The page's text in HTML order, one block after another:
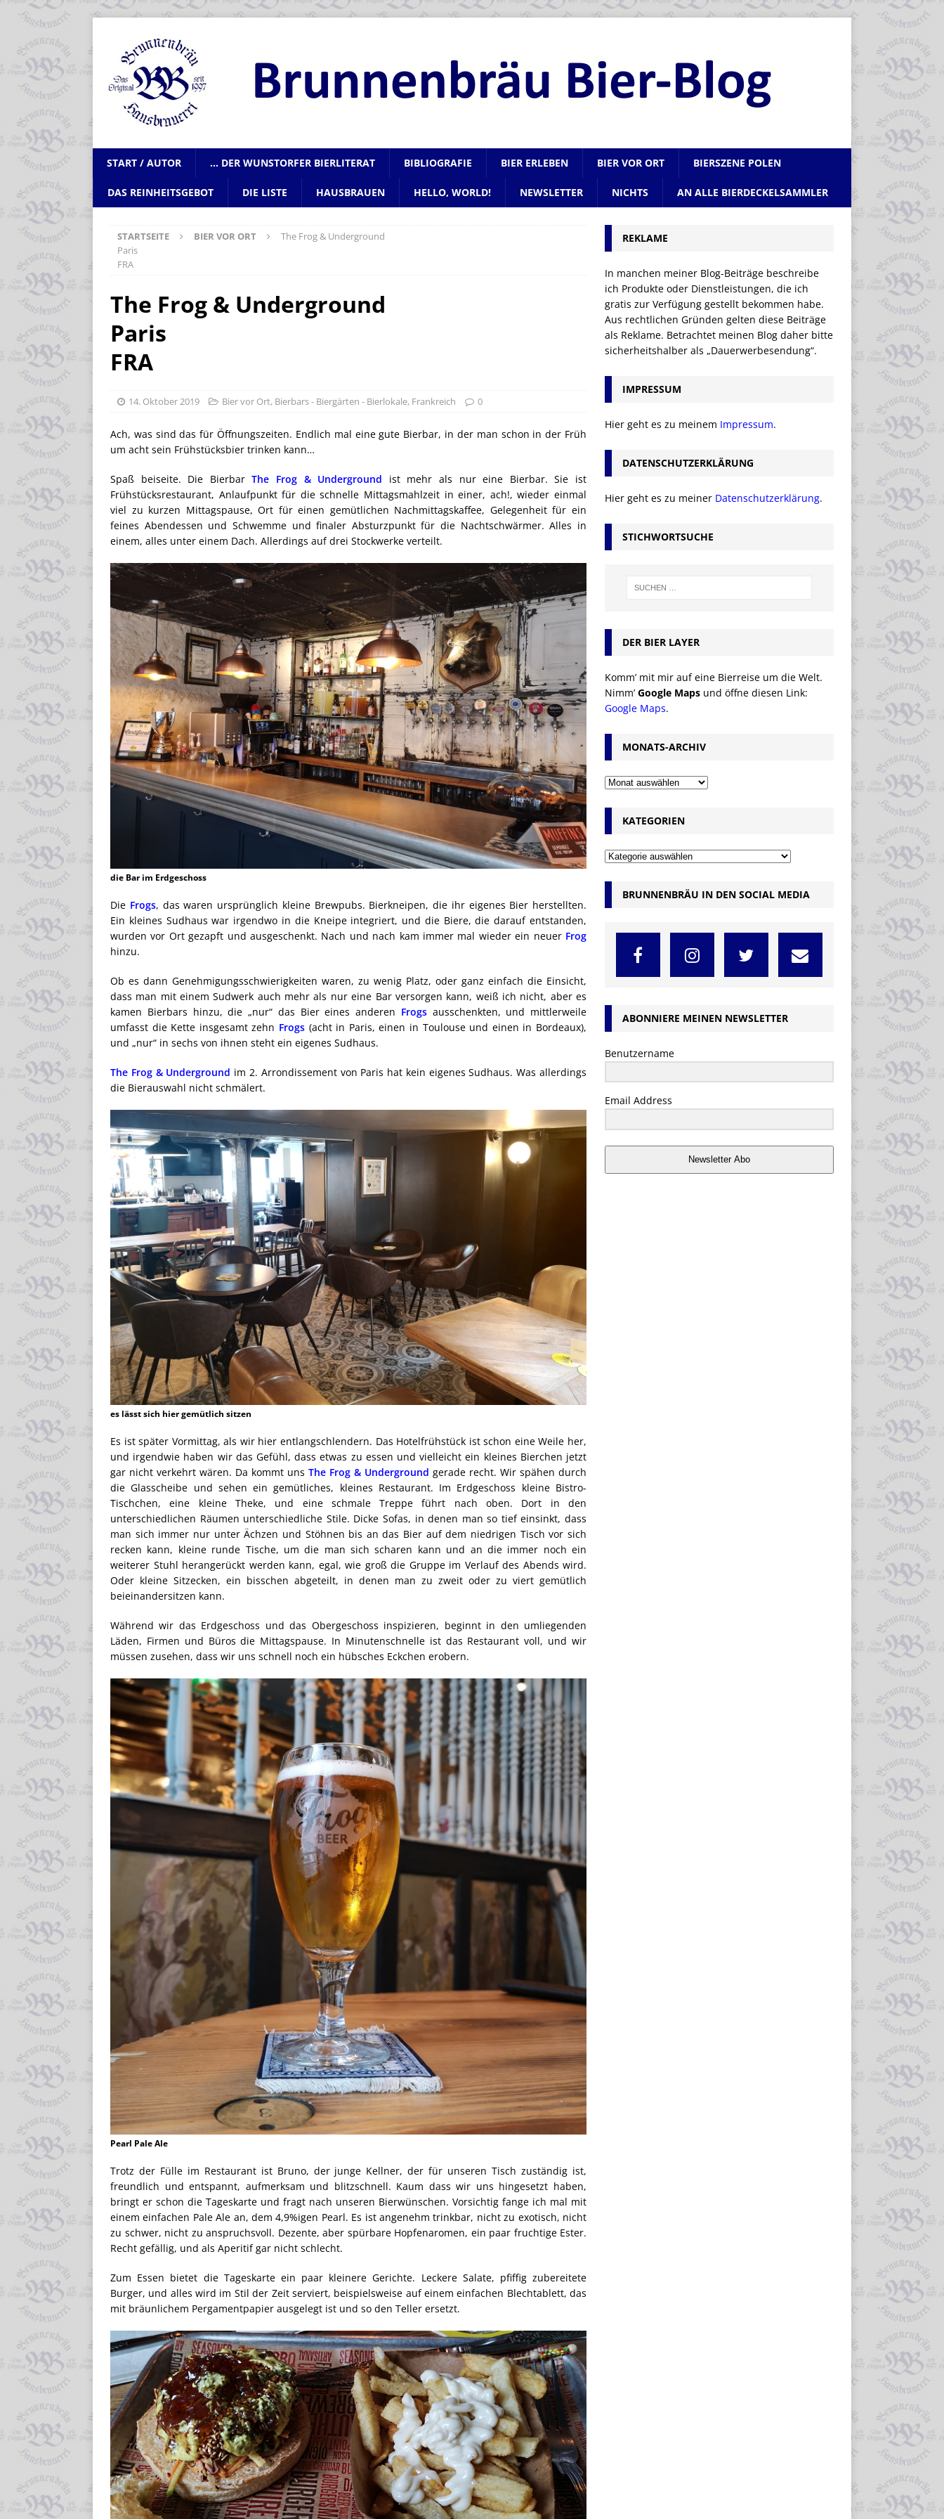
START / AUTOR … DER WUNSTORFER BIERLITERAT BIBLIOGRAFIE BIER ERLEBEN BIER VOR ORT BIERSZENE POLEN
DAS REINHEITSGEBOT DIE LISTE HAUSBRAUEN HELLO, WORLD! NEWSLETTER NICHTS AN ALLE BIERDECKELSAMMLER
STARTSEITE BIER VOR ORT
The Frog & Underground
Paris
FRA
The Frog & Underground
Paris
FRA
14. Oktober 2019 Bier vor Ort, Bierbars - Biergärten - Bierlokale, Frankreich 0
Ach, was sind das für Öffnungszeiten. Endlich mal eine gute Bierbar, in der man schon in der Früh
um acht sein Frühstücksbier trinken kann…
Spaß beiseite. Die BierbarThe Frog & Underground ist mehr als nur eine Bierbar. Sie ist
Frühstücksrestaurant, Anlaufpunkt für die schnelle Mittagsmahlzeit in einer, ach!, wieder einmal
viel zu kurzen Mittagspause, Ort für einen gemütlichen Nachmittagskaffee, Gelegenheit für ein
feines Abendessen und Schwemme und finaler Absturzpunkt für die Nachtschwärmer. Alles in
einem, alles unter einem Dach. Allerdings auf drei Stockwerke verteilt.
die Bar im Erdgeschoss
Die Frogs, das waren ursprünglich kleine Brewpubs. Bierkneipen, die ihr eigenes Bier herstellten.
Ein kleines Sudhaus war irgendwo in die Kneipe integriert, und die Biere, die darauf entstanden,
wurden vor Ort gezapft und ausgeschenkt. Nach und nach kam immer mal wieder ein neuer Frog
hinzu.
Ob es dann Genehmigungsschwierigkeiten waren, zu wenig Platz, oder ganz einfach die Einsicht,
dass man mit einem Sudwerk auch mehr als nur eine Bar versorgen kann, weiß ich nicht, aber es
kamen Bierbars hinzu, die „nur“ das Bier eines anderen Frogsausschenkten, und mittlerweile
umfasst die Kette insgesamt zehn Frogs (acht in Paris, einen in Toulouse und einen in Bordeaux),
und „nur“ in sechs von ihnen steht ein eigenes Sudhaus.
The Frog & Underground im 2. Arrondissement von Paris hat kein eigenes Sudhaus. Was allerdings
die Bierauswahl nicht schmälert.
es lässt sich hier gemütlich sitzen
Es ist später Vormittag, als wir hier entlangschlendern. Das Hotelfrühstück ist schon eine Weile her,
und irgendwie haben wir das Gefühl, dass etwas zu essen und vielleicht ein kleines Bierchen jetzt
gar nicht verkehrt wären. Da kommt unsThe Frog & Underground gerade recht. Wir spähen durch
die Glasscheibe und sehen ein gemütliches, kleines Restaurant. Im Erdgeschoss kleine Bistro-
Tischchen, eine kleine Theke, und eine schmale Treppe führt nach oben. Dort in den
unterschiedlichen Räumen unterschiedliche Stile. Dicke Sofas, in denen man so tief einsinkt, dass
man sich immer nur unter Ächzen und Stöhnen bis an das Bier auf dem niedrigen Tisch vor sich
recken kann, kleine runde Tische, um die man sich scharen kann und an die immer noch ein
weiterer Stuhl herangerückt werden kann, egal, wie groß die Gruppe im Verlauf des Abends wird.
Oder kleine Sitzecken, ein bisschen abgeteilt, in denen man zu zweit oder zu viert gemütlich
beieinandersitzen kann.
Während wir das Erdgeschoss und das Obergeschoss inspizieren, beginnt in den umliegenden
Läden, Firmen und Büros die Mittagspause. In Minutenschnelle ist das Restaurant voll, und wir
müssen zusehen, dass wir uns schnell noch ein hübsches Eckchen erobern.
Pearl Pale Ale
Trotz der Fülle im Restaurant ist Bruno, der junge Kellner, der für unseren Tisch zuständig ist,
freundlich und entspannt, aufmerksam und blitzschnell. Kaum dass wir uns hingesetzt haben,
bringt er schon die Tageskarte und fragt nach unseren Bierwünschen. Vorsichtig fange ich mal mit
einem einfachen Pale Ale an, dem 4,9%igen Pearl. Es ist angenehm trinkbar, nicht zu exotisch, nicht
zu schwer, nicht zu anspruchsvoll. Dezente, aber spürbare Hopfenaromen, ein paar fruchtige Ester.
Recht gefällig, und als Aperitif gar nicht schlecht.
Zum Essen bietet die Tageskarte ein paar kleinere Gerichte. Leckere Salate, pfiffig zubereitete
Burger, und alles wird im Stil der Zeit serviert, beispielsweise auf einem einfachen Blechtablett, das
mit bräunlichem Pergamentpapier ausgelegt ist und so den Teller ersetzt.
REKLAME
In manchen meiner Blog-Beiträge beschreibe
ich Produkte oder Dienstleistungen, die ich
gratis zur Verfügung gestellt bekommen habe.
Aus rechtlichen Gründen gelten diese Beiträge
als Reklame. Betrachtet meinen Blog daher bitte
sicherheitshalber als „Dauerwerbesendung“.
IMPRESSUM
Hier geht es zu meinem Impressum.
DATENSCHUTZERKLÄRUNG
Hier geht es zu meiner Datenschutzerklärung.
STICHWORTSUCHE
DER BIER LAYER
Komm’ mit mir auf eine Bierreise um die Welt.
Nimm’ Google Maps und öffne diesen Link:
Google Maps.
MONATS-ARCHIV
KATEGORIEN
BRUNNENBRÄU IN DEN SOCIAL MEDIA
ABONNIERE MEINEN NEWSLETTER
Benutzername
Email Address
Newsletter Abo